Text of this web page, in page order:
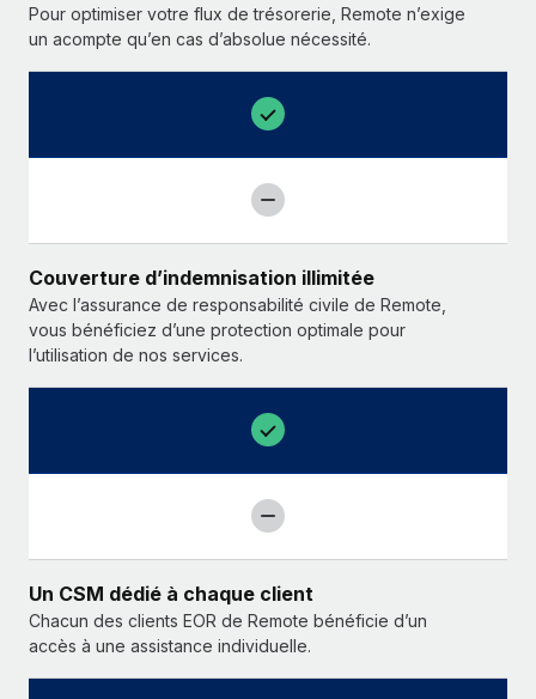
Pour optimiser votre flux de trésorerie, Remote n’exige
un acompte qu’en cas d’absolue nécessité.
Couverture d’indemnisation illimitée
Avec l’assurance de responsabilité civile de Remote,
vous bénéficiez d’une protection optimale pour
l’utilisation de nos services.
Un CSM dédié à chaque client
Chacun des clients EOR de Remote bénéficie d’un
accès à une assistance individuelle.